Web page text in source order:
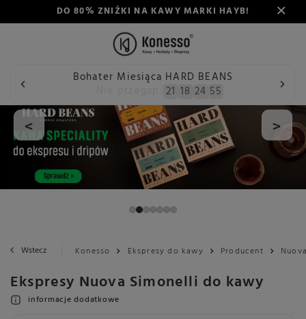
DO 80% ZNIŻKI NA KAWY MARKI HAYB!
Bohater Miesiąca HARD BEANS
21 18 24 54
< >
Wstecz Konesso Ekspresy do kawy Producent
Ekspresy Nuova Simonelli do kawy
informacje dodatkowe